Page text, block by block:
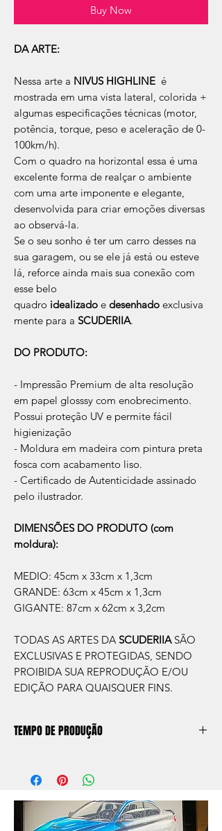
Buy Now
DA ARTE:
Nessa arte a NIVUS HIGHLINE é
mostrada em uma vista lateral, colorida +
algumas especificações técnicas (motor,
potência, torque, peso e aceleração de 0-
100km/h).
Com o quadro na horizontal essa é uma
excelente forma de realçar o ambiente
com uma arte imponente e elegante,
desenvolvida para criar emoções diversas
ao observá-la.
Se o seu sonho é ter um carro desses na
sua garagem, ou se ele já está ou esteve
lá, reforce ainda mais sua conexão com
esse belo
quadro idealizado e desenhado exclusiva
mente para a SCUDERIIA.
DO PRODUTO:
- Impressão Premium de alta resolução
em papel glosssy com enobrecimento.
Possui proteção UV e permite fácil
higienização
- Moldura em madeira com pintura preta
fosca com acabamento liso.
- Certificado de Autenticidade assinado
pelo ilustrador.
DIMENSÕES DO PRODUTO (com
moldura):
MEDIO: 45cm x 33cm x 1,3cm
GRANDE: 63cm x 45cm x 1,3cm
GIGANTE: 87cm x 62cm x 3,2cm
TODAS AS ARTES DA SCUDERIIA SÃO
EXCLUSIVAS E PROTEGIDAS, SENDO
PROIBIDA SUA REPRODUÇÃO E/OU
EDIÇÃO PARA QUAISQUER FINS.
TEMPO DE PRODUÇÃO
aprox. 5 dias úteis, após a confirmação de
compra.
Após a produçao, seguimos com o envio
no endereço que nos for informado na